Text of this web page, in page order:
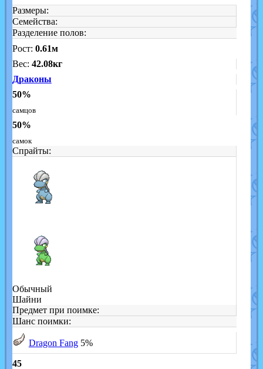
Размеры:
Семейства:
Разделение полов:
Рост: 0.61м
Вес: 42.08кг
Драконы
50%
самцов
50%
самок
Спрайты:
Обычный
Шайни
Предмет при поимке:
Шанс поимки:
Dragon Fang5%
45